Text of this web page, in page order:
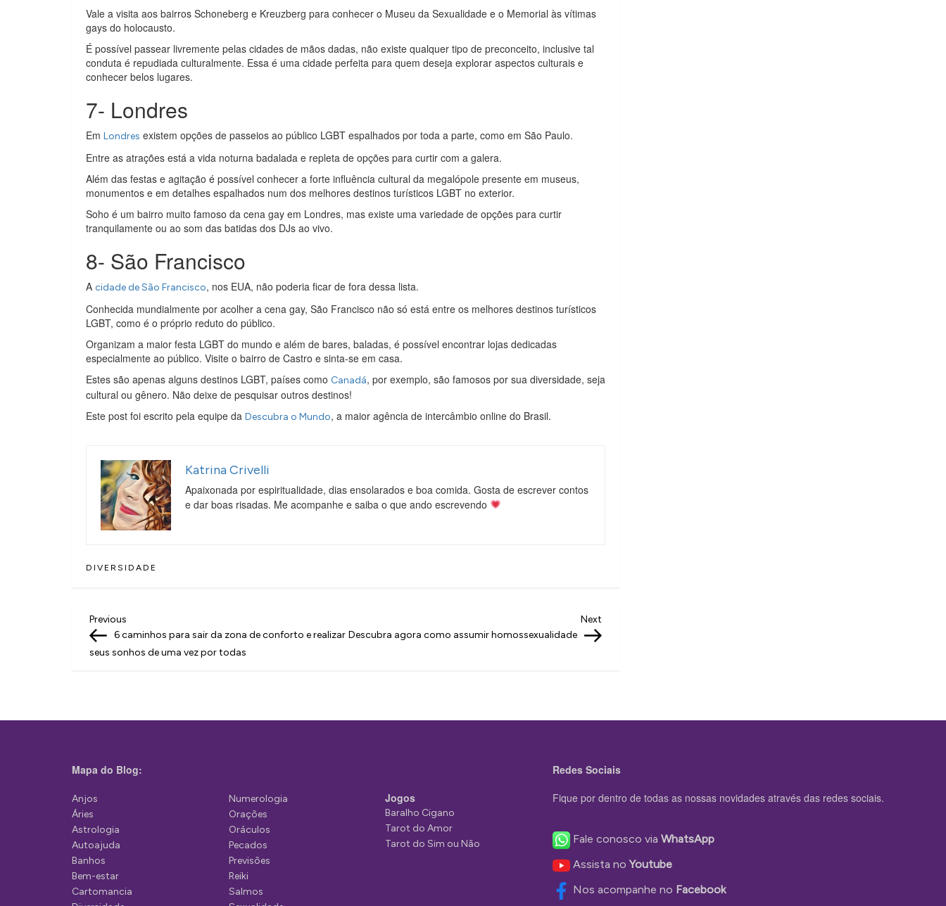
Vale a visita aos bairros Schoneberg e Kreuzberg para conhecer o Museu da Sexualidade e o Memorial às vítimas
gays do holocausto.
É possível passear livremente pelas cidades de mãos dadas, não existe qualquer tipo de preconceito, inclusive tal
conduta é repudiada culturalmente. Essa é uma cidade perfeita para quem deseja explorar aspectos culturais e
conhecer belos lugares.
7- Londres
Em Londres existem opções de passeios ao público LGBT espalhados por toda a parte, como em São Paulo.
Entre as atrações está a vida noturna badalada e repleta de opções para curtir com a galera.
Além das festas e agitação é possível conhecer a forte influência cultural da megalópole presente em museus,
monumentos e em detalhes espalhados num dos melhores destinos turísticos LGBT no exterior.
Soho é um bairro muito famoso da cena gay em Londres, mas existe uma variedade de opções para curtir
tranquilamente ou ao som das batidas dos DJs ao vivo.
8- São Francisco
A cidade de São Francisco, nos EUA, não poderia ficar de fora dessa lista.
Conhecida mundialmente por acolher a cena gay, São Francisco não só está entre os melhores destinos turísticos
LGBT, como é o próprio reduto do público.
Organizam a maior festa LGBT do mundo e além de bares, baladas, é possível encontrar lojas dedicadas
especialmente ao público. Visite o bairro de Castro e sinta-se em casa.
Estes são apenas alguns destinos LGBT, países como Canadá, por exemplo, são famosos por sua diversidade, seja
cultural ou gênero. Não deixe de pesquisar outros destinos!
Este post foi escrito pela equipe da Descubra o Mundo, a maior agência de intercâmbio online do Brasil.
Katrina Crivelli
Apaixonada por espiritualidade, dias ensolarados e boa comida. Gosta de escrever contos
e dar boas risadas. Me acompanhe e saiba o que ando escrevendo
DIVERSIDADE
N
a
g
ç
o
d
e
P
Previous
Post
Previous
6 caminhos para sair da zona de conforto e realizar
seus sonhos de uma vez por todas
Post
Next
Descubra agora como assumir homossexualidade
Mapa do Blog:
Anjos
Áries
Astrologia
Autoajuda
Banhos
Bem-estar
Cartomancia
Numerologia
Orações
Oráculos
Pecados
Previsões
Reiki
Salmos
Jogos
Baralho Cigano
Tarot do Amor
Tarot do Sim ou Não
Redes Sociais
Fique por dentro de todas as nossas novidades através das redes sociais.
Fale conosco via WhatsApp
Assista noYoutube
Nos acompanhe no Facebook